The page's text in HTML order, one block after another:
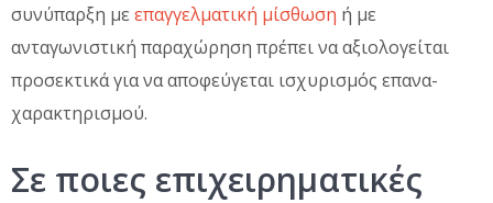
συνύπαρξη με επαγγελματική μίσθωση ή με
ανταγωνιστική παραχώρηση πρέπει να αξιολογείται
προσεκτικά για να αποφεύγεται ισχυρισμός επανα-
χαρακτηρισμού.
Σε ποιες επιχειρηματικές